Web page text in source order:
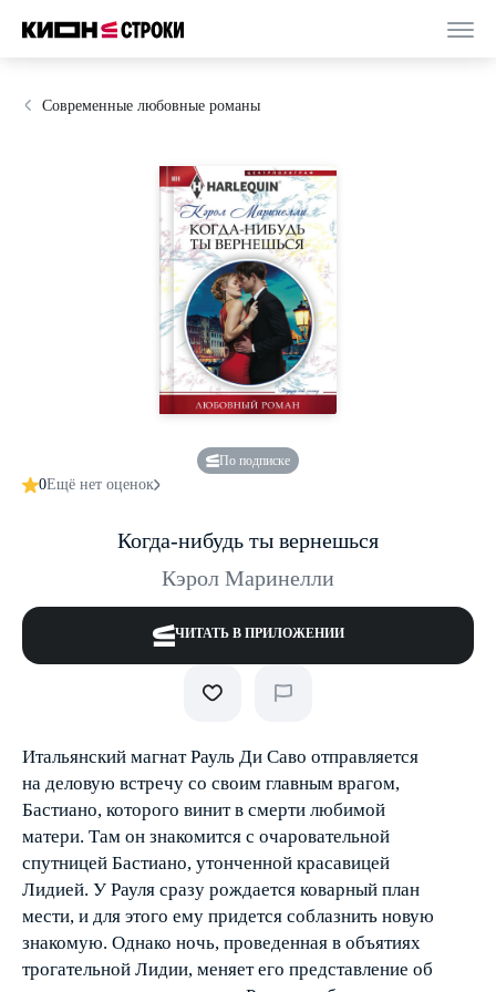
Современные любовные романы
По подписке
0Ещё нет оценок
Когда-нибудь ты вернешься
Кэрол Маринелли
ЧИТАТЬ В ПРИЛОЖЕНИИ
Итальянский магнат Рауль Ди Саво отправляется
на деловую встречу со своим главным врагом,
Бастиано, которого винит в смерти любимой
матери. Там он знакомится с очаровательной
спутницей Бастиано, утонченной красавицей
Лидией. У Рауля сразу рождается коварный план
мести, и для этого ему придется соблазнить новую
знакомую. Однако ночь, проведенная в объятиях
трогательной Лидии, меняет его представление об